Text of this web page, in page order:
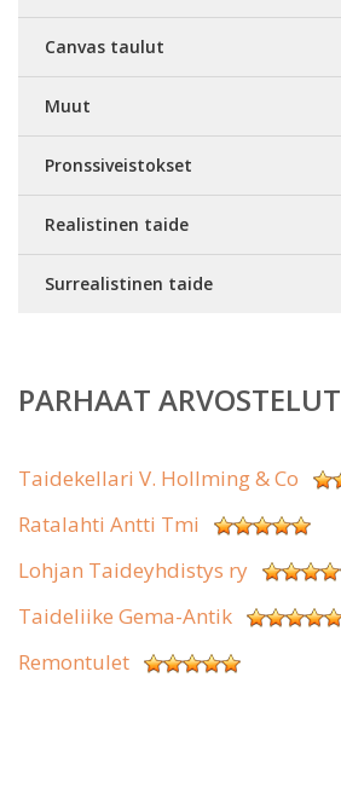
Canvas taulut
Muut
Pronssiveistokset
Realistinen taide
Surrealistinen taide
PARHAAT ARVOSTELUT
Taidekellari V. Hollming & Co
Ratalahti Antti Tmi
Lohjan Taideyhdistys ry
Taideliike Gema-Antik
Remontulet